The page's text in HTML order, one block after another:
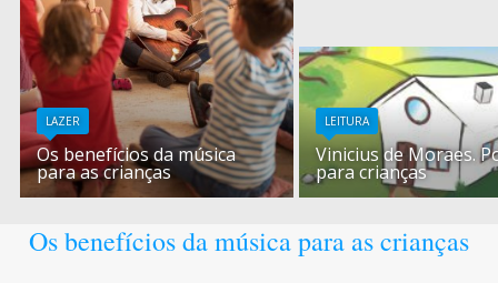
LAZER
Os benefícios da música
para as crianças
LEITURA
Vinicius de Moraes.
para crianças
Os benefícios da música para as crianças